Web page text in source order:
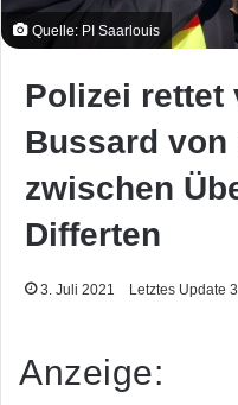
Quelle: PI Saarlouis
Polizei rettet
Bussard von
zwischen
Differten
3. Juli 2021 Letztes Update
Anzeige: